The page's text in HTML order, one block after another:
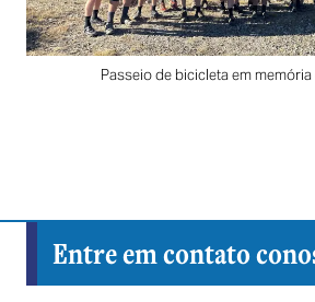
Passeio de bicicleta em
Entre em contato